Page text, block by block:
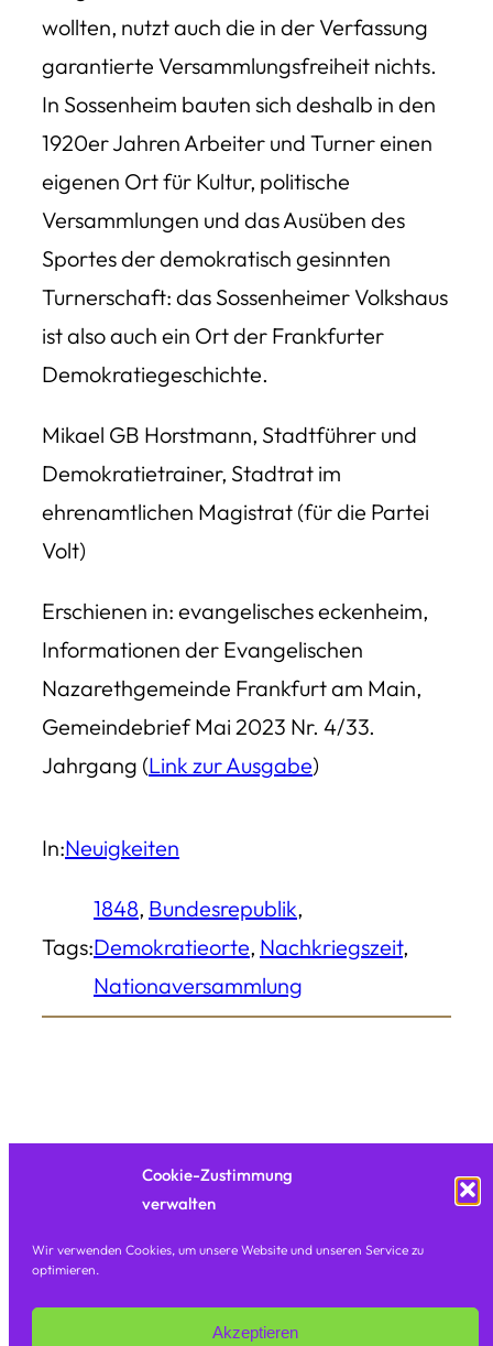
Cookie-Zustimmung
verwalten
Wir verwenden Cookies, um unsere Website und unseren Service zu
optimieren.
Akzeptieren
wollten, nutzt auch die in der Verfassung
garantierte Versammlungsfreiheit nichts.
In Sossenheim bauten sich deshalb in den
1920er Jahren Arbeiter und Turner einen
eigenen Ort für Kultur, politische
Versammlungen und das Ausüben des
Sportes der demokratisch gesinnten
Turnerschaft: das Sossenheimer Volkshaus
ist also auch ein Ort der Frankfurter
Demokratiegeschichte.
Mikael GB Horstmann, Stadtführer und
Demokratietrainer, Stadtrat im
ehrenamtlichen Magistrat (für die Partei
Volt)
Erschienen in: evangelisches eckenheim,
Informationen der Evangelischen
Nazarethgemeinde Frankfurt am Main,
Gemeindebrief Mai 2023 Nr. 4/33.
Jahrgang (Link zur Ausgabe)
In:Neuigkeiten
Tags:
1848, Bundesrepublik
Demokratieorte, Nachkriegszeit
Nationaversammlung
Orte Der Demokratie Und Menschenrechte